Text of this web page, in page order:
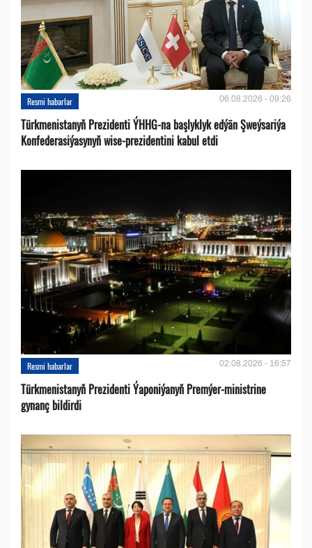
Resmi habarlar 06.08.2026 - 09:26
Türkmenistanyň Prezidenti ÝHHG-na başlyklyk edýän Şweýsariýa
Konfederasiýasynyň wise-prezidentini kabul etdi
Resmi habarlar 02.08.2026 - 16:57
Türkmenistanyň Prezidenti Ýaponiýanyň Premýer-ministrine
gynanç bildirdi